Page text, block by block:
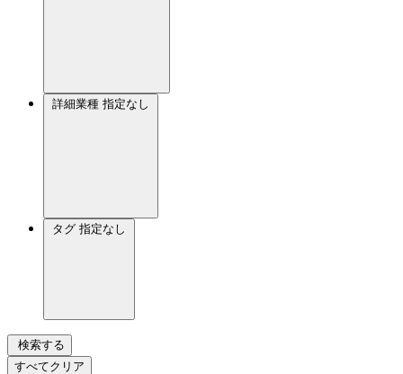
詳細業種 指定なし
タグ 指定なし
検索する
すべてクリア